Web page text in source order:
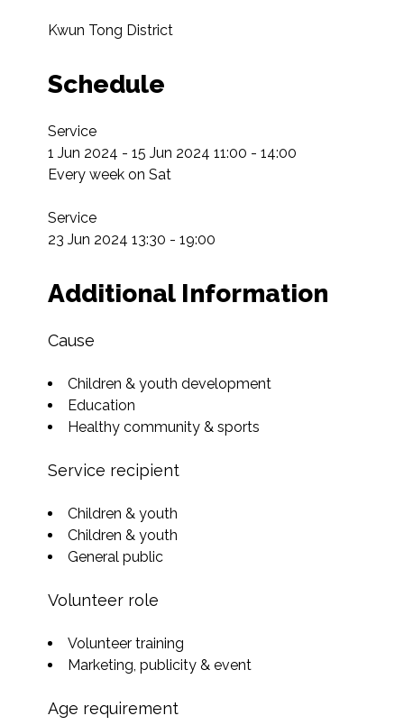
Kwun Tong District
Schedule
Service
1 Jun 2024 - 15 Jun 2024 11:00 - 14:00
Every week on Sat
Service
23 Jun 2024 13:30 - 19:00
Additional Information
Cause
Children & youth development
Education
Healthy community & sports
Service recipient
Children & youth
Children & youth
General public
Volunteer role
Volunteer training
Marketing, publicity & event
Age requirement